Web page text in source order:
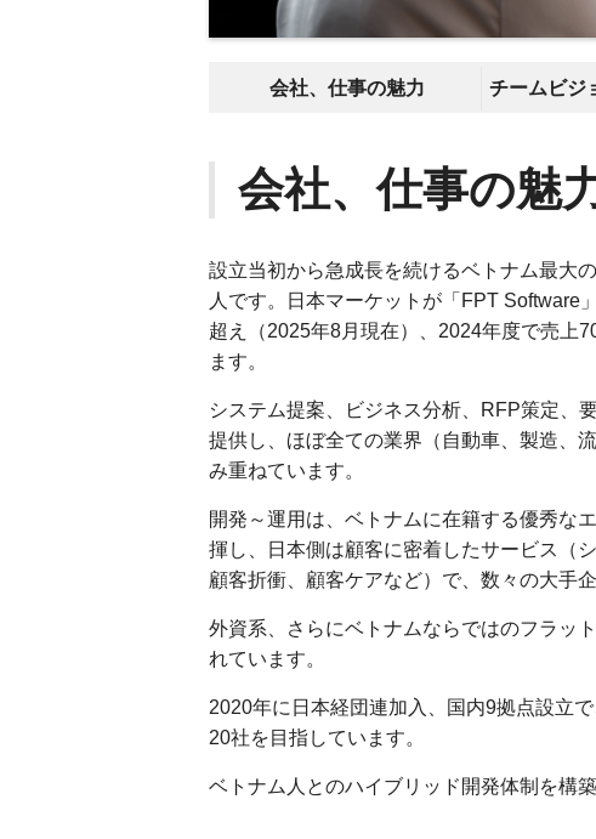
会社、仕事の魅力 チームビジ
会社、仕事の魅
設立当初から急成長を続けるベトナム最大
人です。日本マーケットが「FPT Software
超え（2025年8月現在）、2024年度で売上
ます。
システム提案、ビジネス分析、RFP策定、
提供し、ほぼ全ての業界（自動車、製造、
み重ねています。
開発～運用は、ベトナムに在籍する優秀な
揮し、日本側は顧客に密着したサービス（
顧客折衝、顧客ケアなど）で、数々の大手
外資系、さらにベトナムならではのフラッ
れています。
2020年に日本経団連加入、国内9拠点設立
20社を目指しています。
ベトナム人とのハイブリッド開発体制を構